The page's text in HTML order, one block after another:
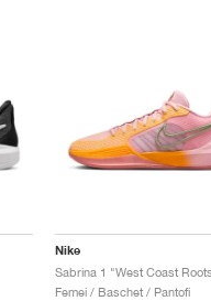
Nike
Sabrina 1 "West Coast
Femei / Baschet / Pantofi